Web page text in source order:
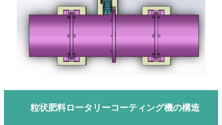
粒状肥料ロータリーコーティング機の構造